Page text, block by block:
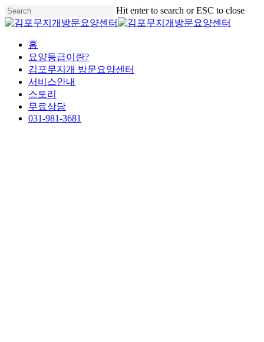
Skip
to
main
content
Hit enter to search or ESC to close
Close
Menu
홈
요양등급이란?
김포무지개 방문요양센터
서비스안내
스토리
무료상담
031-981-3681